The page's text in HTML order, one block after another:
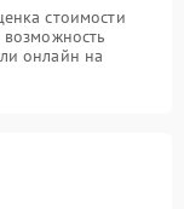
стоимости
возможность
онлайн на